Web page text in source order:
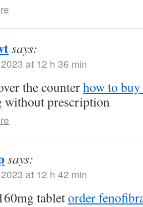
says:
at 12 h 36 min
the counterhow to
without prescription
says:
at 12 h 42 min
tabletorder